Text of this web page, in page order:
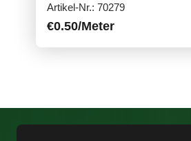
Artikel-Nr.: 70279
€0.50/Meter